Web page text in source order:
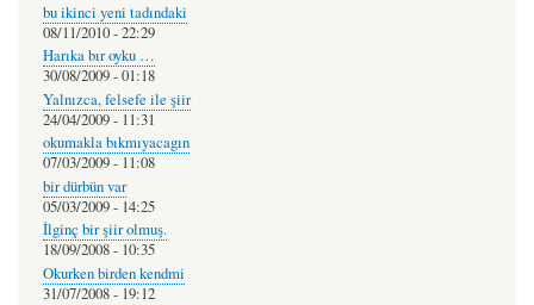
bu ikinci yeni tadındaki
08/11/2010 - 22:29
Harıka bır oyku …
30/08/2009 - 01:18
Yalnızca, felsefe ile şiir
24/04/2009 - 11:31
okumakla bıkmıyacagın
07/03/2009 - 11:08
bir dürbün var
05/03/2009 - 14:25
İlginç bir şiir olmuş.
18/09/2008 - 10:35
Okurken birden kendmi
31/07/2008 - 19:12